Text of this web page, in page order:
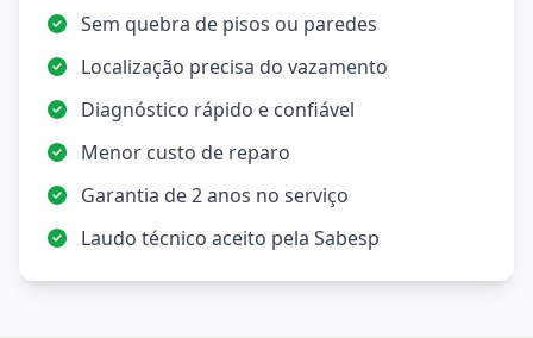
Sem quebra de pisos ou paredes
Localização precisa do vazamento
Diagnóstico rápido e confiável
Menor custo de reparo
Garantia de 2 anos no serviço
Laudo técnico aceito pela Sabesp